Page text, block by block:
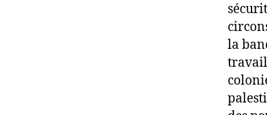
la